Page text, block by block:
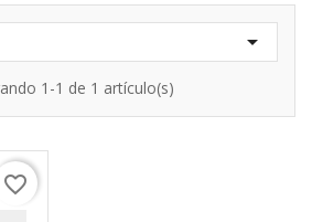

1-1 de 1 artículo(s)
favorite_border